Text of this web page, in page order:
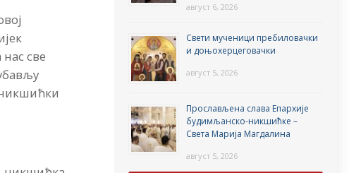
све
август 6, 2026
Свети мученици пребиловачки
и доњохерцеговачки
август 5, 2026
Прослављена слава Епархије
будимљанско-никшићке –
Света Марија Магдалина
август 5, 2026